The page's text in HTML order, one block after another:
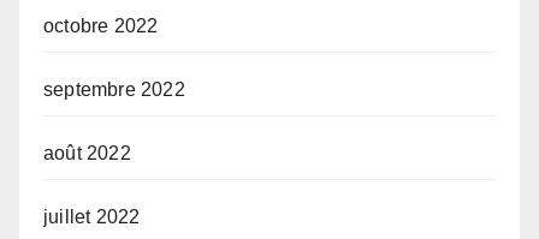
octobre 2022
septembre 2022
août 2022
juillet 2022